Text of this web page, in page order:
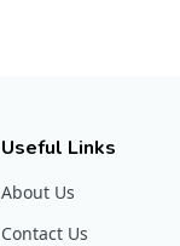
Useful Links
About Us
Contact Us